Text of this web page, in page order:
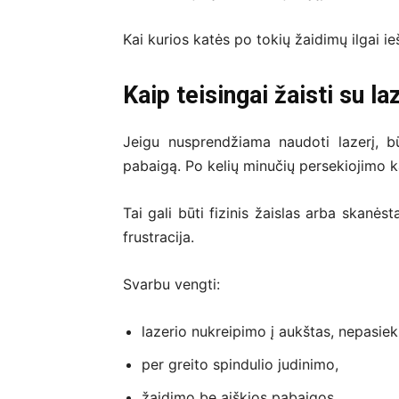
Kai kurios katės po tokių žaidimų ilgai
Kaip teisingai žaisti su
Jeigu nusprendžiama naudoti lazerį,
pabaigą. Po kelių minučių persekiojimo
Tai gali būti fizinis žaislas arba
frustracija.
Svarbu vengti:
lazerio nukreipimo į aukštas,
per greito spindulio judinimo,